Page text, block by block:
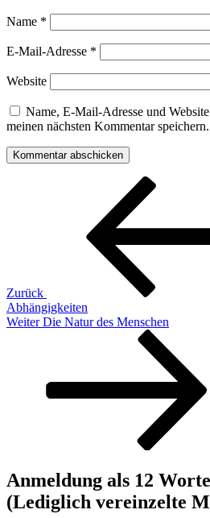
Name *
E-Mail-Adresse *
Website
Name, E-Mail-Adresse und
meinen nächsten Kommentar speichern.
Beitragsnavigation
Zurück
Abhängigkeiten
Nächster
Weiter Die Natur des Menschen
Anmeldung als 12
(Lediglich vereinzelte